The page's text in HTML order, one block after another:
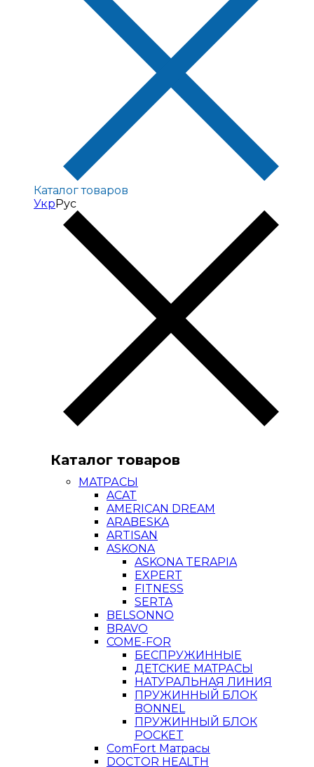
Каталог товаров
УкрРус
Каталог товаров
МАТРАСЫ
ACAT
AMERICAN DREAM
ARABESKA
ARTISAN
ASKONA
ASKONA TERAPIA
EXPERT
FITNESS
SERTA
BELSONNO
BRAVO
COME-FOR
БЕСПРУЖИННЫЕ
ДЕТСКИЕ МАТРАСЫ
НАТУРАЛЬНАЯ ЛИНИЯ
ПРУЖИННЫЙ БЛОК
BONNEL
ПРУЖИННЫЙ БЛОК
POCKET
ComFort Матрасы
DOCTOR HEALTH